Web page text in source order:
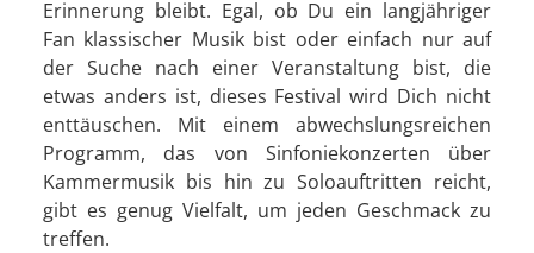
Erinnerung bleibt. Egal, ob Du ein langjähriger
Fan klassischer Musik bist oder einfach nur auf
der Suche nach einer Veranstaltung bist, die
etwas anders ist, dieses Festival wird Dich nicht
enttäuschen. Mit einem abwechslungsreichen
Programm, das von Sinfoniekonzerten über
Kammermusik bis hin zu Soloauftritten reicht,
gibt es genug Vielfalt, um jeden Geschmack zu
treffen.